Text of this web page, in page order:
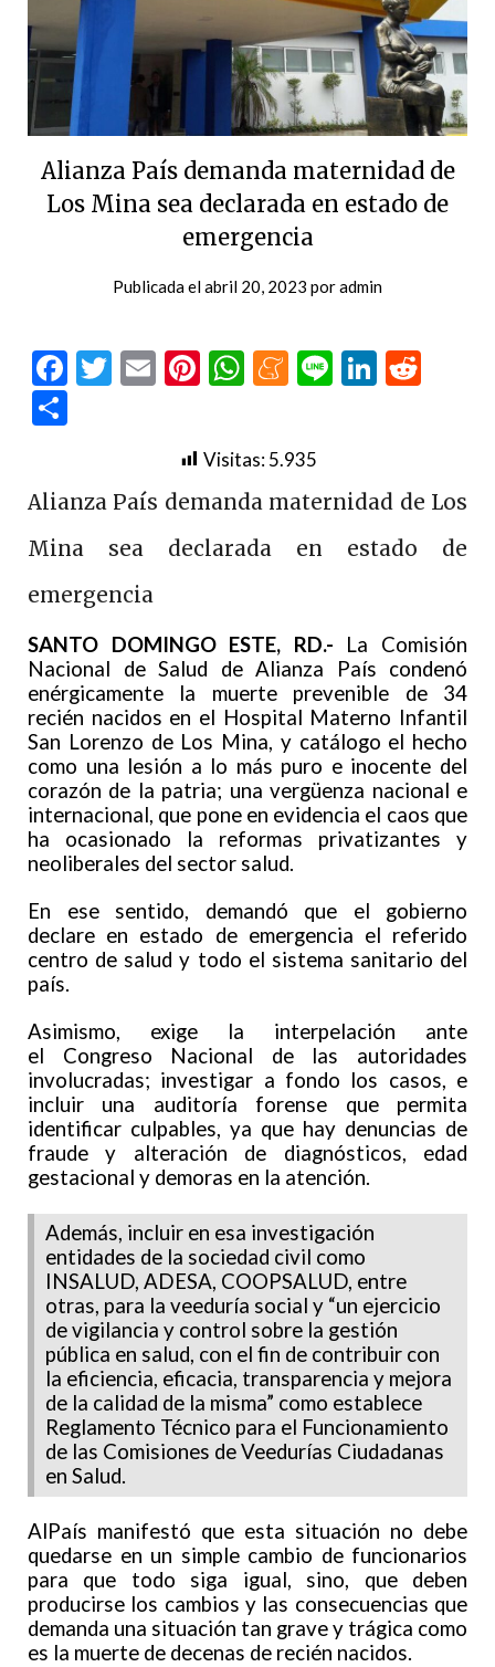
Alianza País demanda maternidad de
Los Mina sea declarada en estado de
emergencia
Publicada elabril 20, 2023 poradmin
Facebook
Twitter
EmailPinterest
WhatsApp
Meneame
Line
Visitas:5.935
Alianza País demanda maternidad de Los
Mina sea declarada en estado de
emergencia
SANTO DOMINGO ESTE, RD.- La Comisión
Nacional de Salud de Alianza País condenó
enérgicamente la muerte prevenible de 34
recién nacidos en el Hospital Materno Infantil
San Lorenzo de Los Mina, y catálogo el hecho
como una lesión a lo más puro e inocente del
corazón de la patria; una vergüenza nacional e
internacional, que pone en evidencia el caos que
ha ocasionado la reformas privatizantes y
neoliberales del sector salud.
En ese sentido, demandó que el gobierno
declare en estado de emergencia el referido
centro de salud y todo el sistema sanitario del
país.
Asimismo, exige la interpelación ante
el Congreso Nacional de las autoridades
involucradas; investigar a fondo los casos, e
incluir una auditoría forense que permita
identificar culpables, ya que hay denuncias de
fraude y alteración de diagnósticos, edad
gestacional y demoras en la atención.
Además, incluir en esa investigación
entidades de la sociedad civil como
INSALUD, ADESA, COOPSALUD, entre
otras, para la veeduría social y “un ejercicio
de vigilancia y control sobre la gestión
pública en salud, con el fin de contribuir con
la eficiencia, eficacia, transparencia y mejora
de la calidad de la misma” como establece
Reglamento Técnico para el Funcionamiento
de las Comisiones de Veedurías Ciudadanas
en Salud.
AlPaís manifestó que esta situación no debe
quedarse en un simple cambio de funcionarios
para que todo siga igual, sino, que deben
producirse los cambios y las consecuencias que
demanda una situación tan grave y trágica como
es la muerte de decenas de recién nacidos.